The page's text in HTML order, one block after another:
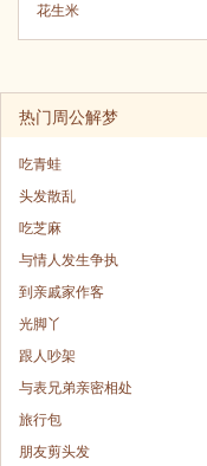
花生米
热门周公解梦
吃青蛙
头发散乱
吃芝麻
与情人发生争执
到亲戚家作客
光脚丫
跟人吵架
与表兄弟亲密相处
旅行包
朋友剪头发